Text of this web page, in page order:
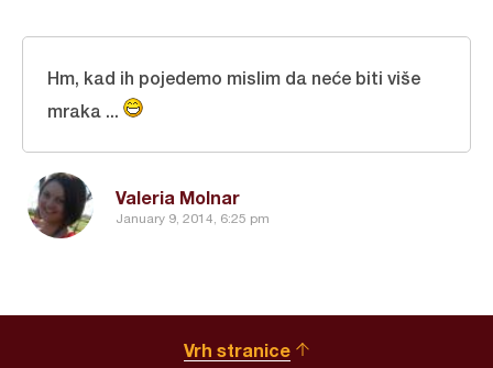
Valeria Molnar
January 9, 2014, 6:25 pm
Hm, kad ih pojedemo mislim da neće biti više
mraka ...
Vrh stranice